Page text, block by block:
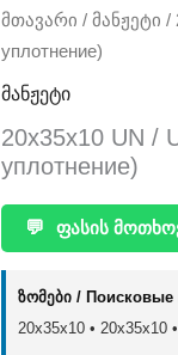
მთავარი / მანჟეტი /
уплотнение)
მანჟეტი
20x35x10 UN /
уплотнение)
💬 ფასის
ზომები /
20x35x10 • 20х35х10